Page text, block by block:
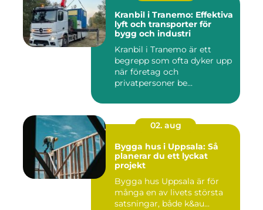
Kranbil i Tranemo: Effektiva
lyft och transporter för
bygg och industri
Kranbil i Tranemo är ett
begrepp som ofta dyker upp
när företag och
privatpersoner be...
02. aug
Bygga hus i Uppsala: Så
planerar du ett lyckat
projekt
Bygga hus Uppsala är för
många en av livets största
satsningar, både k&au...